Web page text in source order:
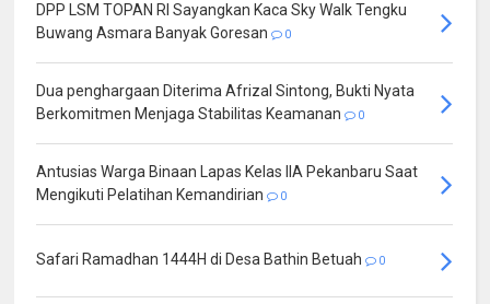
DPP LSM TOPAN RI Sayangkan Kaca Sky Walk Tengku
Buwang Asmara Banyak Goresan
0
Dua penghargaan Diterima Afrizal Sintong, Bukti Nyata
Berkomitmen Menjaga Stabilitas Keamanan
0
Antusias Warga Binaan Lapas Kelas IIA Pekanbaru Saat
Mengikuti Pelatihan Kemandirian
0
Safari Ramadhan 1444H di Desa Bathin Betuah 0